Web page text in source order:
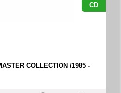
CD
COLLECTION /1985 -